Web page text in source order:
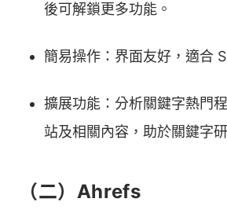
後可解鎖更多功能。
簡易操作：界面友好，適合
擴展功能：分析關鍵字熱門
站及相關內容，助於關鍵字
（二）Ahrefs